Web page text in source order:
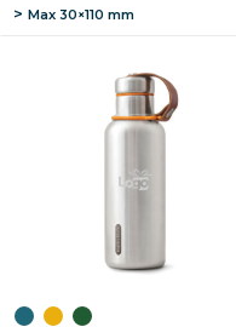
Max 30×110 mm